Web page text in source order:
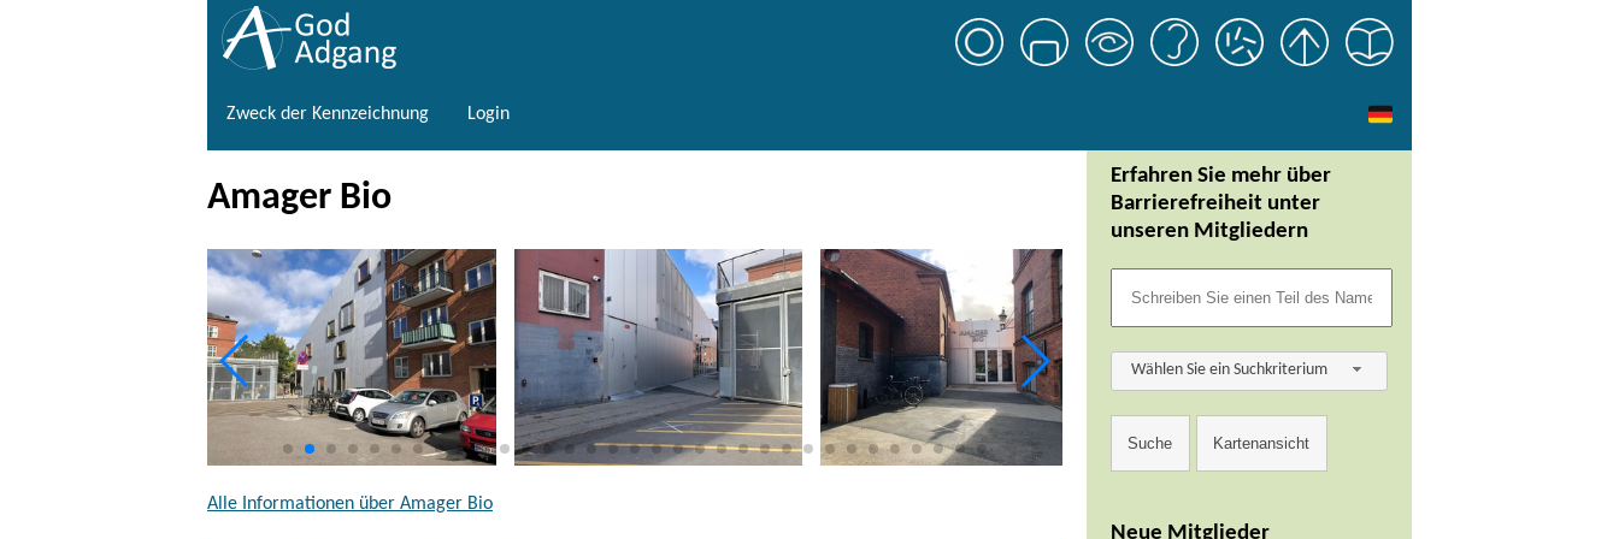
Zweck der Kennzeichnung Login
Amager Bio
Alle Informationen über Amager Bio
Erfahren Sie mehr über
Barrierefreiheit unter
unseren Mitgliedern
Wählen Sie ein Suchkriterium
Neue Mitglieder